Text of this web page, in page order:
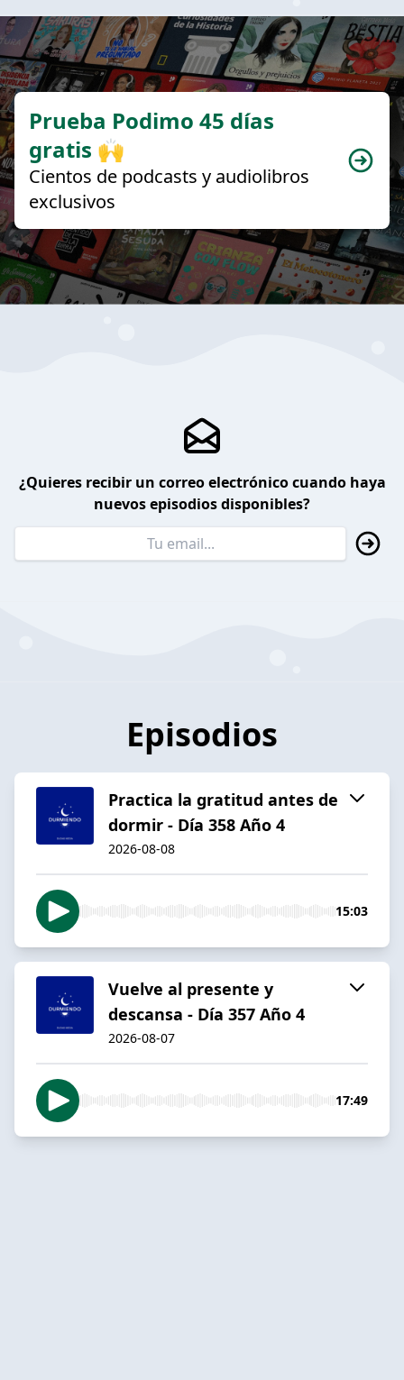
Prueba Podimo 45 días
gratis 🙌
Cientos de podcasts y audiolibros
exclusivos
¿Quieres recibir un correo electrónico cuando haya
nuevos episodios disponibles?
Episodios
Practica la gratitud antes de
dormir - Día 358 Año 4
2026-08-08
15:03
Vuelve al presente y
descansa - Día 357 Año 4
2026-08-07
17:49